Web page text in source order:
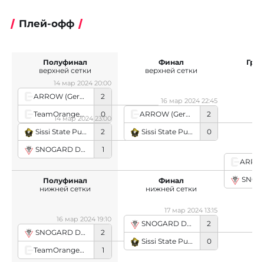
Плей-офф
ARROW (German team)
2
TeamOrangeGaming
0
14 мар 2024 20:00
Sissi State Punks
2
SNOGARD Dragons
1
14 мар 2024 23:00
Полуфинал
верхней сетки
ARROW (German team)
2
Sissi State Punks
0
16 мар 2024 22:45
Финал
верхней сетки
SNOGARD Dragons
2
TeamOrangeGaming
1
16 мар 2024 19:10
Полуфинал
нижней сетки
SNOGARD Dragons
2
Sissi State Punks
0
17 мар 2024 13:15
Финал
нижней сетки